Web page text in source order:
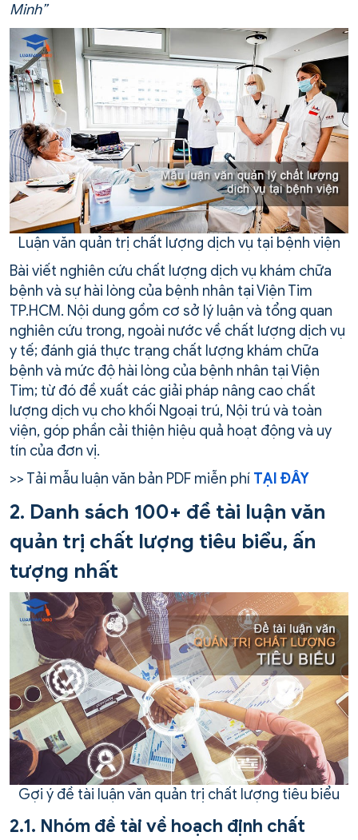
Minh”
Luận văn quản trị chất lượng dịch vụ tại bệnh viện
Bài viết nghiên cứu chất lượng dịch vụ khám chữa
bệnh và sự hài lòng của bệnh nhân tại Viện Tim
TP.HCM. Nội dung gồm cơ sở lý luận và tổng quan
nghiên cứu trong, ngoài nước về chất lượng dịch vụ
y tế; đánh giá thực trạng chất lượng khám chữa
bệnh và mức độ hài lòng của bệnh nhân tại Viện
Tim; từ đó đề xuất các giải pháp nâng cao chất
lượng dịch vụ cho khối Ngoại trú, Nội trú và toàn
viện, góp phần cải thiện hiệu quả hoạt động và uy
tín của đơn vị.
>> Tải mẫu luận văn bản PDF miễn phí TẠI ĐÂY
2. Danh sách 100+ đề tài luận văn
quản trị chất lượng tiêu biểu, ấn
tượng nhất
Gợi ý đề tài luận văn quản trị chất lượng tiêu biểu
2.1. Nhóm đề tài về hoạch định chất